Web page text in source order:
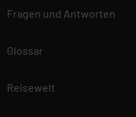
Fragen und Antworten
Glossar
Reisewelt